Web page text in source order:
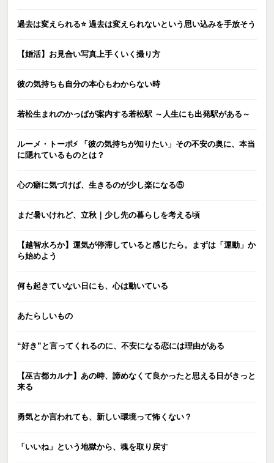
過去は変えられる⭐️ 過去は変えられないという思い込みを手放そう
【婚活】お見合い写真上手くいく撮り方
彼の気持ちも自分の本心もわからない時
若松生まれのかっぱが案内する若松駅 ～人生にも出発駅がある～
ルーメ・トーポ⚡️ 「彼の気持ちが知りたい」その不安の奥に、本当
に隠れているものとは？
心の癖に気づけば、生きるのが少し楽になる⑤
まだ暑いけれど、立秋｜少し先の暮らしを考える頃
【越智水ろか】運気が停滞していると感じたら。まずは「運動」か
ら始めよう
何も起きていない日にも、心は動いている
あたらしいもの
“好き”と言ってくれるのに、不安になる恋には理由がある
【巫古都カルナ】あの時、諦めなくて良かったと思える日がきっと
来る
勇気とか言われても、新しい環境って怖くない？
「いいね」という地獄から、魂を取り戻す